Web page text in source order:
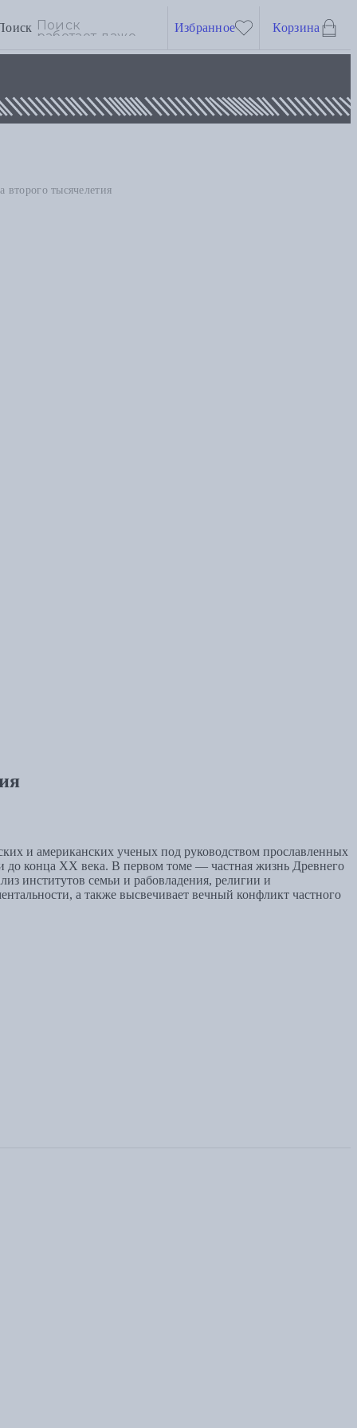
Избранное Корзина
тысячелетия
и американских ученых под руководством прославленных
конца XX века. В первом томе — частная жизнь Древнего
институтов семьи и рабовладения, религии и
а также высвечивает вечный конфликт частного